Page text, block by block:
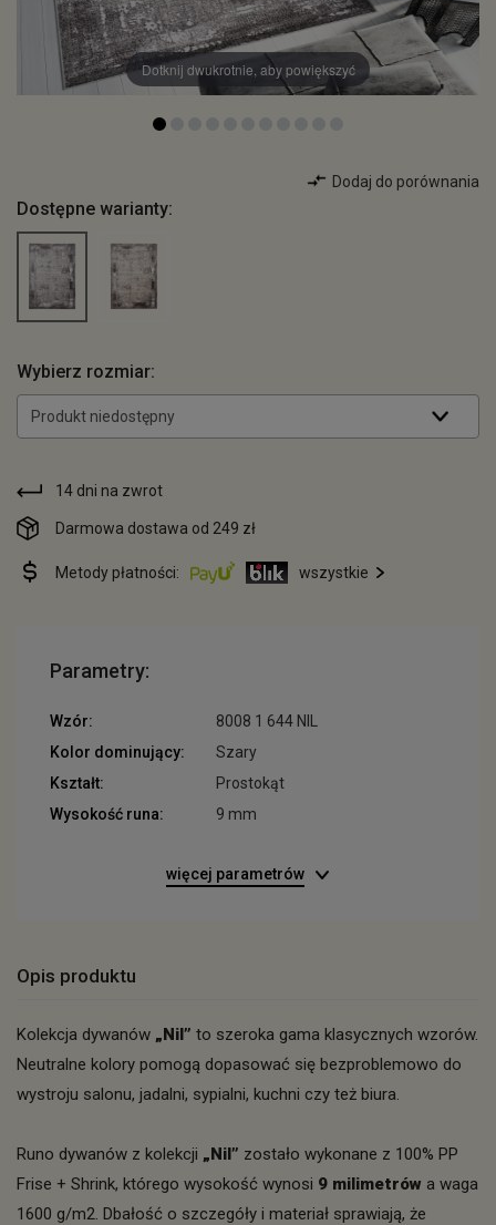
Dotknij dwukrotnie, aby powiększyć
Dodaj do porównania
Dostępne warianty:
Wybierz rozmiar:
Produkt niedostępny
14 dni na zwrot
Darmowa dostawa od 249 zł
Metody płatności: wszystkie
Parametry:
Wzór:
8008 1 644 NIL
Kolor dominujący:
Szary
Kształt:
Prostokąt
Wysokość runa:
9 mm
więcej parametrów
Opis produktu
Kolekcja dywanów „Nil” to szeroka gama klasycznych wzorów.
Neutralne kolory pomogą dopasować się bezproblemowo do
wystroju salonu, jadalni, sypialni, kuchni czy też biura.
Runo dywanów z kolekcji „Nil” zostało wykonane z 100% PP
Frise + Shrink, którego wysokość wynosi 9 milimetrów a waga
1600 g/m2. Dbałość o szczegóły i materiał sprawiają, że